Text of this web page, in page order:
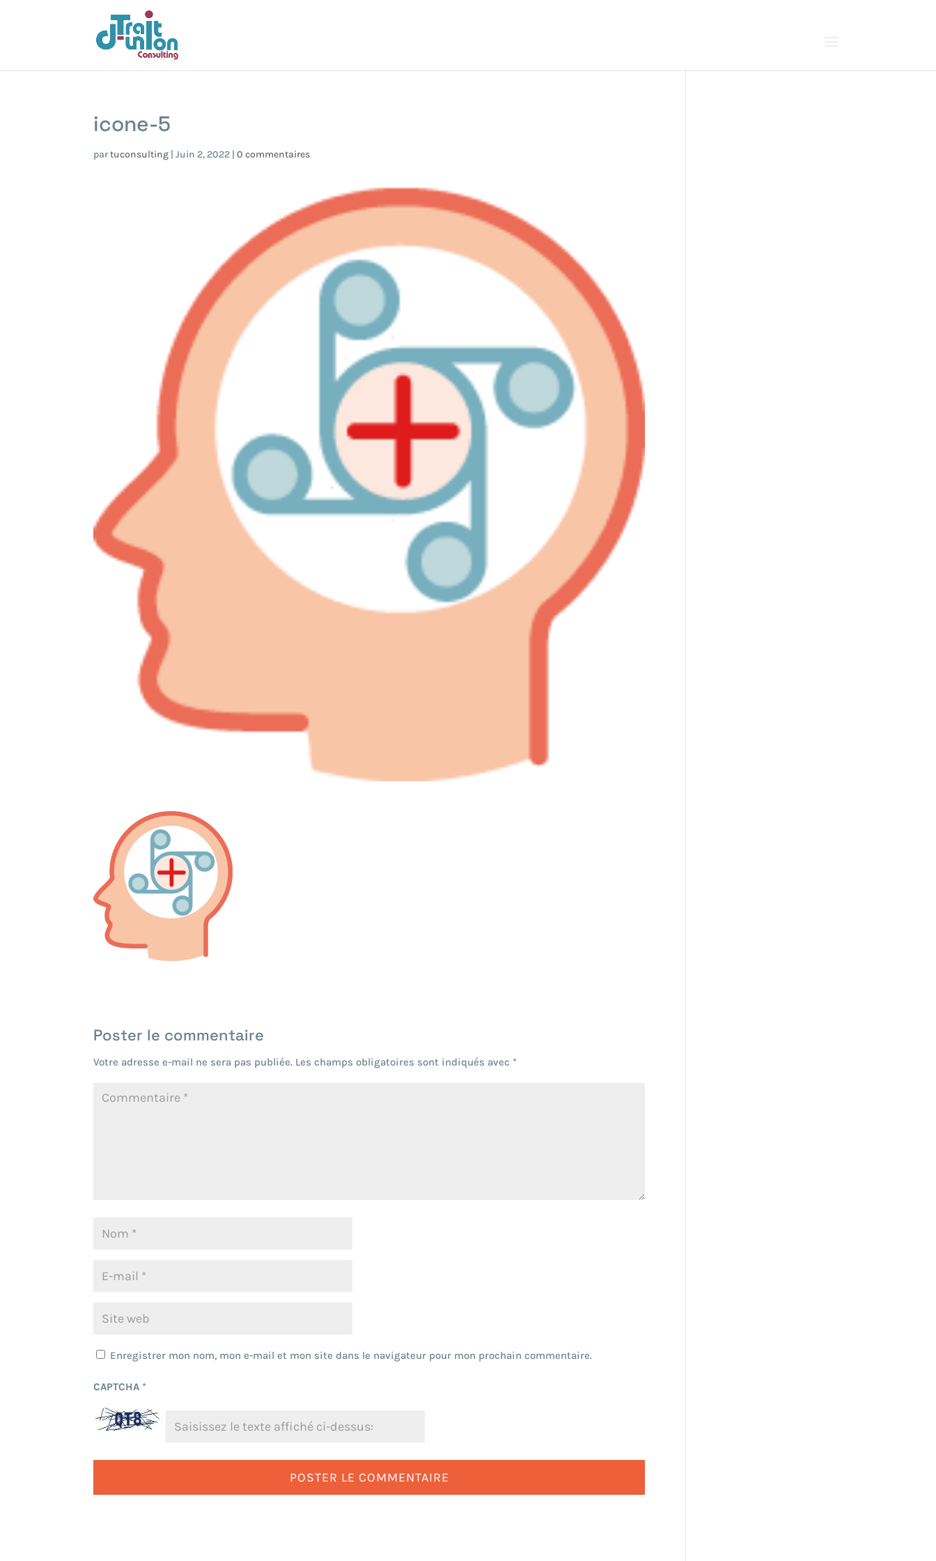
icone-5
partuconsulting |Juin 2, 2022 |0 commentaires
Poster le commentaire
Votre adresse e-mail ne sera pas publiée. Les champs obligatoires sont indiqués avec *
Enregistrer mon nom, mon e-mail et mon site dans le navigateur pour mon prochain commentaire.
CAPTCHA *